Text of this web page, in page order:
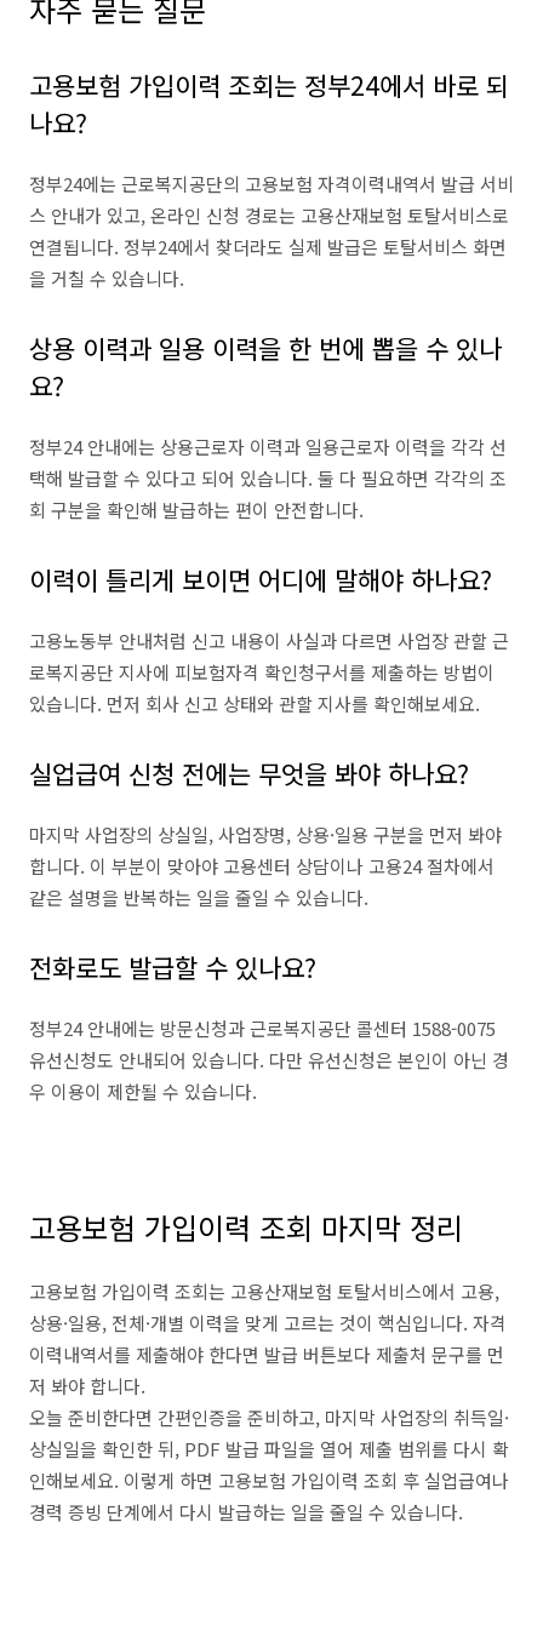
자주 묻는 질문
고용보험 가입이력 조회는 정부24에서 바로 되
나요?
정부24에는 근로복지공단의 고용보험 자격이력내역서 발급 서비
스 안내가 있고, 온라인 신청 경로는 고용산재보험 토탈서비스로
연결됩니다. 정부24에서 찾더라도 실제 발급은 토탈서비스 화면
을 거칠 수 있습니다.
상용 이력과 일용 이력을 한 번에 뽑을 수 있나
요?
정부24 안내에는 상용근로자 이력과 일용근로자 이력을 각각 선
택해 발급할 수 있다고 되어 있습니다. 둘 다 필요하면 각각의 조
회 구분을 확인해 발급하는 편이 안전합니다.
이력이 틀리게 보이면 어디에 말해야 하나요?
고용노동부 안내처럼 신고 내용이 사실과 다르면 사업장 관할 근
로복지공단 지사에 피보험자격 확인청구서를 제출하는 방법이
있습니다. 먼저 회사 신고 상태와 관할 지사를 확인해보세요.
실업급여 신청 전에는 무엇을 봐야 하나요?
마지막 사업장의 상실일, 사업장명, 상용·일용 구분을 먼저 봐야
합니다. 이 부분이 맞아야 고용센터 상담이나 고용24 절차에서
같은 설명을 반복하는 일을 줄일 수 있습니다.
전화로도 발급할 수 있나요?
정부24 안내에는 방문신청과 근로복지공단 콜센터 1588-0075
유선신청도 안내되어 있습니다. 다만 유선신청은 본인이 아닌 경
우 이용이 제한될 수 있습니다.
고용보험 가입이력 조회 마지막 정리
고용보험 가입이력 조회는 고용산재보험 토탈서비스에서 고용,
상용·일용, 전체·개별 이력을 맞게 고르는 것이 핵심입니다. 자격
이력내역서를 제출해야 한다면 발급 버튼보다 제출처 문구를 먼
저 봐야 합니다.
오늘 준비한다면 간편인증을 준비하고, 마지막 사업장의 취득일·
상실일을 확인한 뒤, PDF 발급 파일을 열어 제출 범위를 다시 확
인해보세요. 이렇게 하면 고용보험 가입이력 조회 후 실업급여나
경력 증빙 단계에서 다시 발급하는 일을 줄일 수 있습니다.